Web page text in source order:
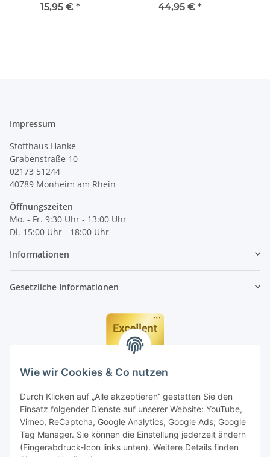
Wie wir Cookies & Co nutzen
Durch Klicken auf „Alle akzeptieren“ gestatten Sie den
Einsatz folgender Dienste auf unserer Website: YouTube,
Vimeo, ReCaptcha, Google Analytics, Google Ads, Google
Tag Manager. Sie können die Einstellung jederzeit ändern
(Fingerabdruck-Icon links unten). Weitere Details finden
15,95 € *
sensation, creative 3.0
44,95 € *
Impressum
Stoffhaus Hanke
Grabenstraße 10
02173 51244
40789 Monheim am Rhein
Öffnungszeiten
Mo. - Fr. 9:30 Uhr - 13:00 Uhr
Di. 15:00 Uhr - 18:00 Uhr
Informationen
Gesetzliche Informationen